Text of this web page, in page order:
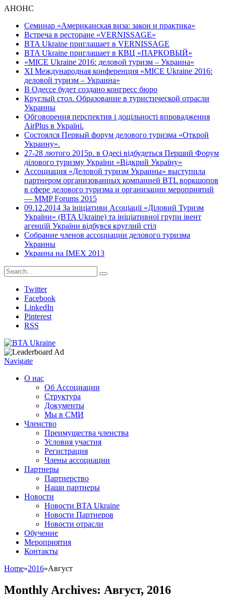
АНОНС
Семинар «Американская виза: закон и практика»
Встреча в ресторане «VERNISSAGE»
BTA Ukraine приглашает в VERNISSAGE
BTA Ukraine приглашает в КВЦ «ПАРКОВЫЙ»
«MICE Ukraine 2016: деловой туризм – Украина»
ХI Международная конференция «MICE Ukraine 2016:
деловой туризм – Украина»
В Одессе будет создано конгресс бюро
Круглый стол. Образование в туристической отрасли
Украины
Обговорення перспектив і доцільності впровадження
AirPlus в Україні.
Состоялся Первый форум делового туризма «Открой
Украину».
27-28 лютого 2015р. в Одесі відбудеться Перший Форум
ділового туризму України «Відкрий Україну»
Ассоциация «Деловой туризм Украины» выступила
партнером организованных компанией BTL воркшопов
в сфере делового туризма и организации мероприятий
— MMP Forums 2015
09.12.2014 За ініціативи Асоціації «Діловий Туризм
України» (BTA Ukraine) та ініціативної групи івент
агенцій України відбувся круглий стіл
Собрание членов ассоциации делового туризма
Украины
Украина на IMEX 2013
Twitter
Facebook
LinkedIn
Pinterest
RSS
Navigate
О нас
Об Ассоциации
Структура
Документы
Мы в СМИ
Членство
Преимущества членства
Условия участия
Регистрация
Члены ассоциации
Партнеры
Партнерство
Наши партнеры
Новости
Новости BTA Ukraine
Новости Партнеров
Новости отрасли
Обучение
Мероприятия
Контакты
Home»2016»Август
Monthly Archives: Август, 2016